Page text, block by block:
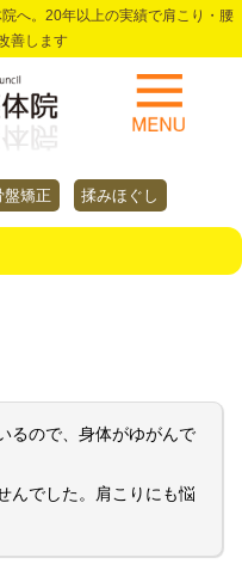
へ。20年以上の実績で肩こり・腰
善します
盤矯正 揉みほぐし
るので、身体がゆがんで
んでした。肩こりにも悩